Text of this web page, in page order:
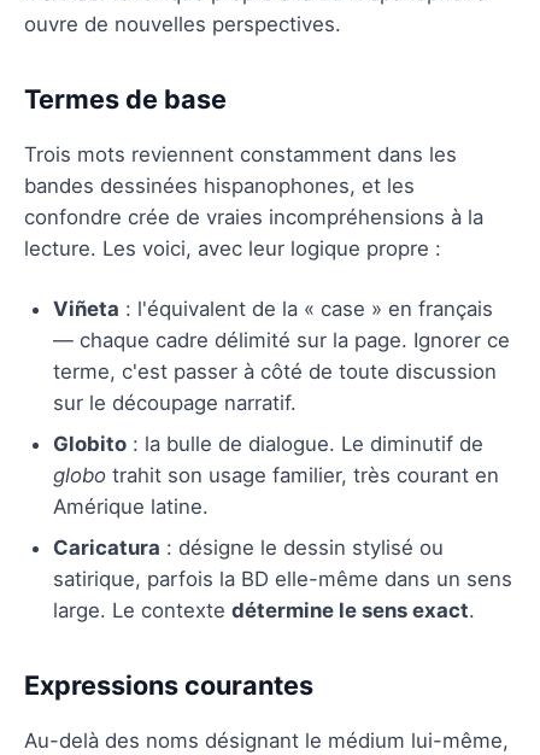
ouvre de nouvelles perspectives.
Termes de base
Trois mots reviennent constamment dans les
bandes dessinées hispanophones, et les
confondre crée de vraies incompréhensions à la
lecture. Les voici, avec leur logique propre :
Viñeta : l'équivalent de la « case » en français
— chaque cadre délimité sur la page. Ignorer ce
terme, c'est passer à côté de toute discussion
sur le découpage narratif.
Globito : la bulle de dialogue. Le diminutif de
globo trahit son usage familier, très courant en
Amérique latine.
Caricatura : désigne le dessin stylisé ou
satirique, parfois la BD elle-même dans un sens
large. Le contexte détermine le sens exact.
Expressions courantes
Au-delà des noms désignant le médium lui-même,